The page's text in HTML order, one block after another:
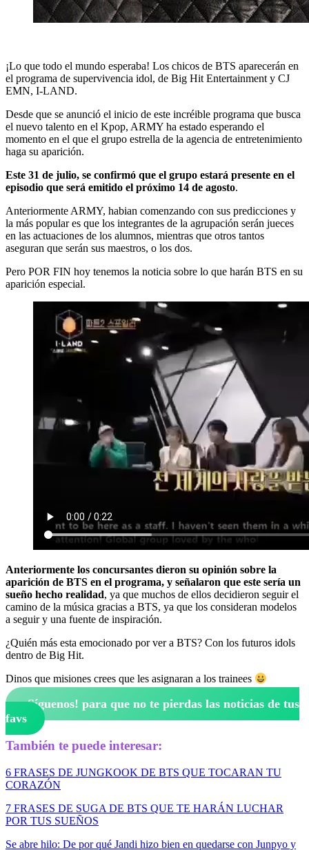
¡Lo que todo el mundo esperaba! Los chicos de BTS aparecerán en
el programa de supervivencia idol, de Big Hit Entertainment y CJ
EMN, I-LAND.
Desde que se anunció el inicio de este incréible programa que busca
el nuevo talento en el Kpop, ARMY ha estado esperando el
momento en el que el grupo estrella de la agencia de entretenimiento
haga su aparición.
Este 31 de julio, se confirmó que el grupo estará presente en el
episodio que será emitido el próximo 14 de agosto.
Anteriormente ARMY, habian comenzando con sus predicciones y
la más popular es que los integrantes de la agrupación serán jueces
en las actuaciones de los alumnos, mientras que otros tantos
aseguran que serán sus maestros, o los dos.
Pero POR FIN hoy tenemos la noticia sobre lo que harán BTS en su
aparición especial.
Anteriormente los concursantes dieron su opinión sobre la
aparición de BTS en el programa, y señalaron que este sería un
sueño hecho realidad, ya que muchos de ellos decidieron seguir el
camino de la música gracias a BTS, ya que los consideran modelos
a seguir y una fuente de inspiración.
¿Quién más esta emocionado por ver a BTS? Con los futuros idols
dentro de Big Hit.
Dinos que misiones crees que les asignaran a los trainees
¡Síguenos! para que no te pierdas las noticias de tus
favs
También te puede interesar:
6 FRASES DE JUNGKOOK DE BTS QUE TOCARAN TU
CORAZÓN
7 FRASES DE SUGA DE BTS QUE TE HARÁN LUCHAR
POR TUS SUEÑOS
Se abre hilo: De por qué Jandi hizo bien en quedarse con Junpyo y